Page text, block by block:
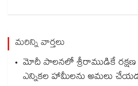
మరిన్ని వార్తలు
మోదీ పాలనలో శ్రీరాముడికే రక్షణ
ఎన్నికల హామీలను అమలు